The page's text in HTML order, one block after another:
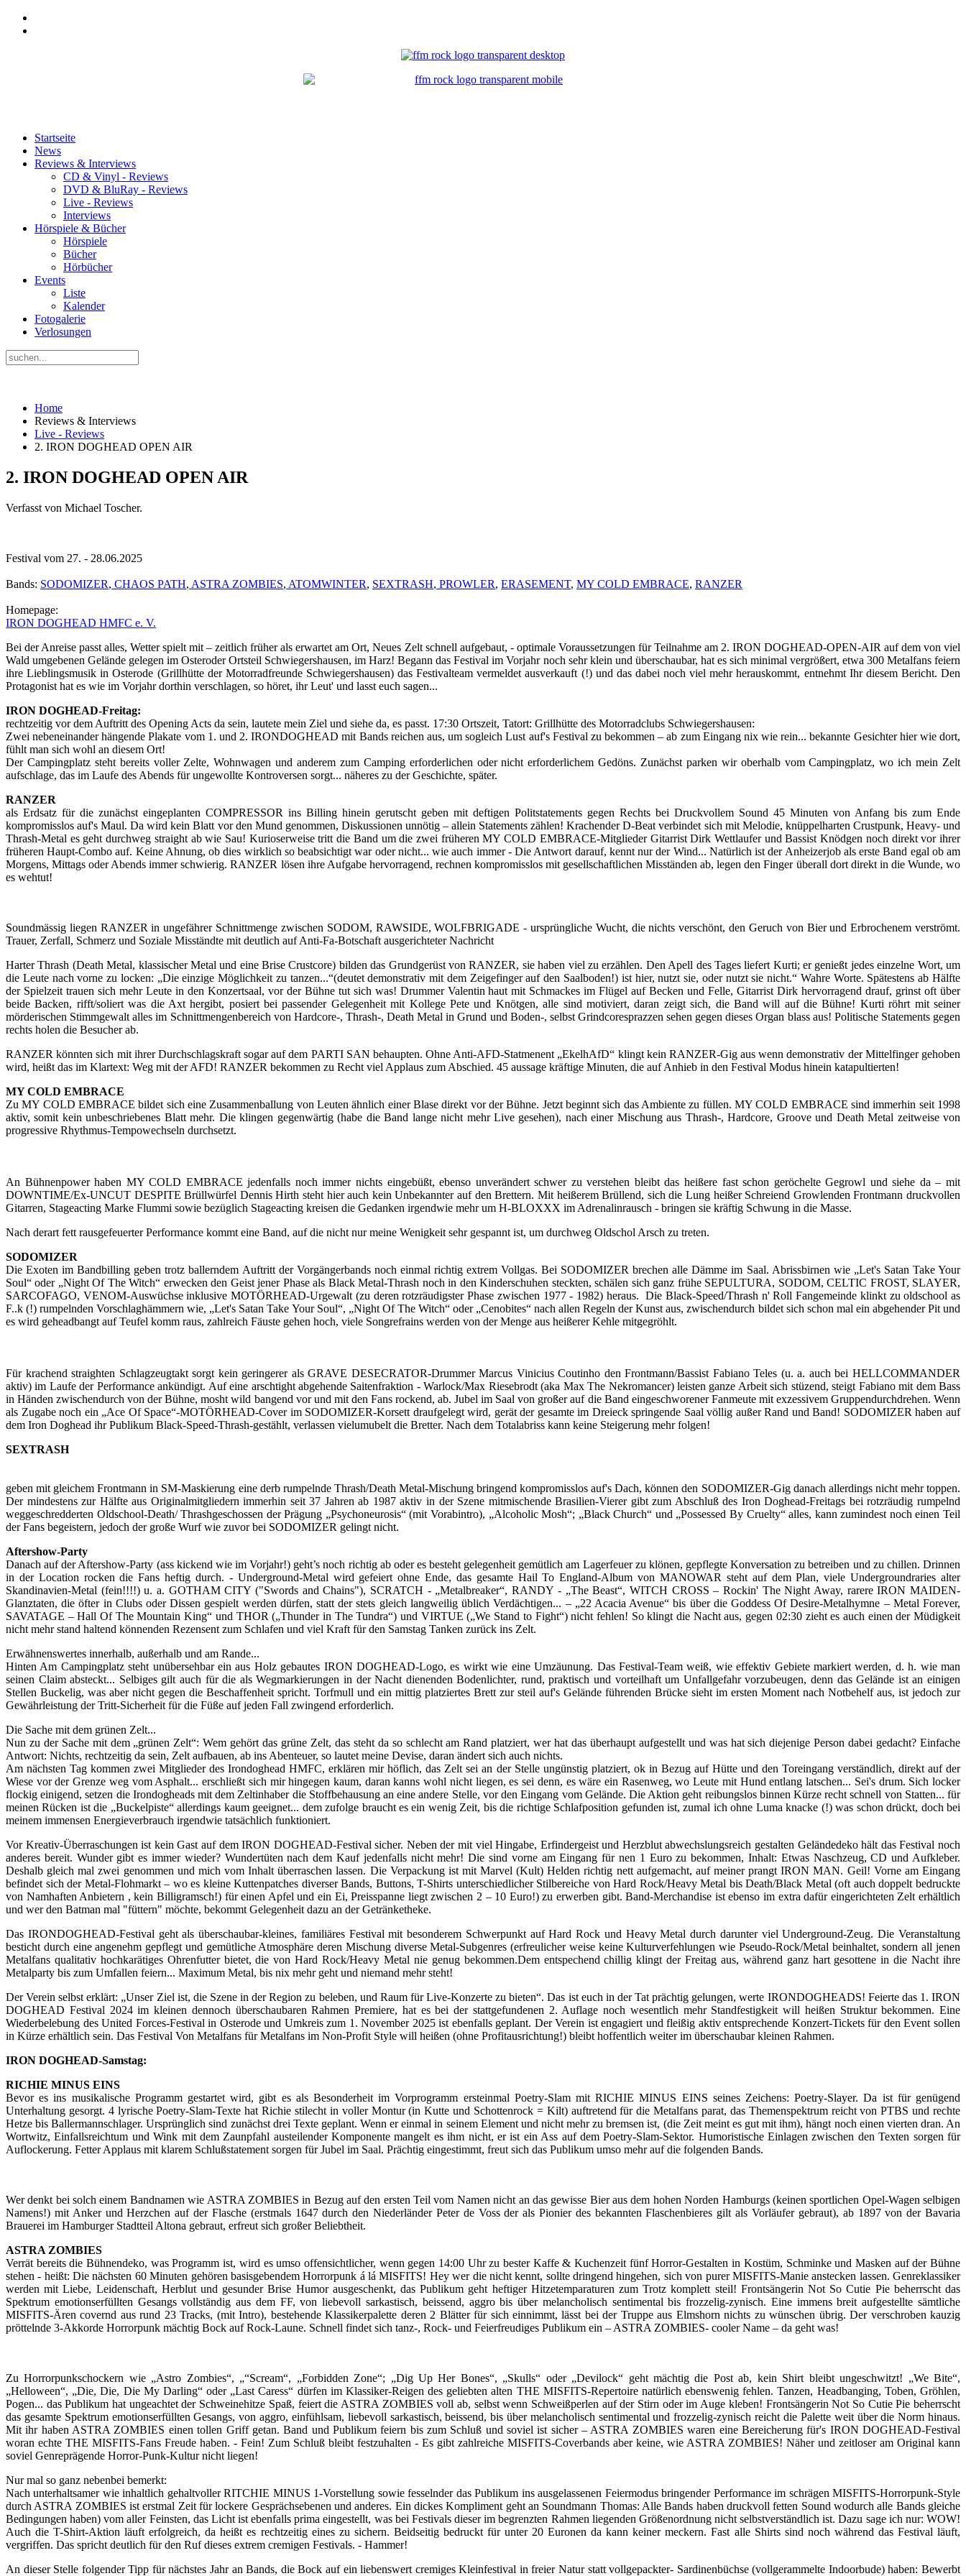
Startseite
News
Reviews & Interviews
CD & Vinyl - Reviews
DVD & BluRay - Reviews
Live - Reviews
Interviews
Hörspiele & Bücher
Hörspiele
Bücher
Hörbücher
Events
Liste
Kalender
Fotogalerie
Verlosungen
Home
Reviews & Interviews
Live - Reviews
2. IRON DOGHEAD OPEN AIR
2. IRON DOGHEAD OPEN AIR
Verfasst von Michael Toscher.
Festival vom 27. - 28.06.2025
Bands: SODOMIZER, CHAOS PATH, ASTRA ZOMBIES, ATOMWINTER, SEXTRASH, PROWLER, ERASEMENT, MY COLD EMBRACE, RANZER
Homepage:
IRON DOGHEAD HMFC e. V.
Bei der Anreise passt alles, Wetter spielt mit – zeitlich früher als erwartet am Ort, Neues Zelt schnell aufgebaut, - optimale Voraussetzungen für Teilnahme am 2. IRON DOGHEAD-OPEN-AIR auf dem von viel
Wald umgebenen Gelände gelegen im Osteroder Ortsteil Schwiegershausen, im Harz! Begann das Festival im Vorjahr noch sehr klein und überschaubar, hat es sich minimal vergrößert, etwa 300 Metalfans feiern
ihre Lieblingsmusik in Osterode (Grillhütte der Motorradfreunde Schwiegershausen) das Festivalteam vermeldet ausverkauft (!) und das dabei noch viel mehr herauskommt, entnehmt Ihr diesem Bericht. Den
Protagonist hat es wie im Vorjahr dorthin verschlagen, so höret, ihr Leut' und lasst euch sagen...
IRON DOGHEAD-Freitag:
rechtzeitig vor dem Auftritt des Opening Acts da sein, lautete mein Ziel und siehe da, es passt. 17:30 Ortszeit, Tatort: Grillhütte des Motorradclubs Schwiegershausen:
Zwei nebeneinander hängende Plakate vom 1. und 2. IRONDOGHEAD mit Bands reichen aus, um sogleich Lust auf's Festival zu bekommen – ab zum Eingang nix wie rein... bekannte Gesichter hier wie dort,
fühlt man sich wohl an diesem Ort!
Der Campingplatz steht bereits voller Zelte, Wohnwagen und anderem zum Camping erforderlichen oder nicht erforderlichem Gedöns. Zunächst parken wir oberhalb vom Campingplatz, wo ich mein Zelt
aufschlage, das im Laufe des Abends für ungewollte Kontroversen sorgt... näheres zu der Geschichte, später.
RANZER
als Erdsatz für die zunächst eingeplanten COMPRESSOR ins Billing hinein gerutscht geben mit deftigen Politstatements gegen Rechts bei Druckvollem Sound 45 Minuten von Anfang bis zum Ende
kompromisslos auf's Maul. Da wird kein Blatt vor den Mund genommen, Diskussionen unnötig – allein Statements zählen! Krachender D-Beat verbindet sich mit Melodie, knüppelharten Crustpunk, Heavy- und
Thrash-Metal es geht durchweg straight ab wie Sau! Kurioserweise tritt die Band um die zwei früheren MY COLD EMBRACE-Mitglieder Gitarrist Dirk Wettlaufer und Bassist Knödgen noch direkt vor ihrer
früheren Haupt-Combo auf. Keine Ahnung, ob dies wirklich so beabsichtigt war oder nicht... wie auch immer - Die Antwort darauf, kennt nur der Wind... Natürlich ist der Anheizerjob als erste Band egal ob am
Morgens, Mittags oder Abends immer schwierig. RANZER lösen ihre Aufgabe hervorragend, rechnen kompromisslos mit gesellschaftlichen Misständen ab, legen den Finger überall dort direkt in die Wunde, wo
es wehtut!
Soundmässig liegen RANZER in ungefährer Schnittmenge zwischen SODOM, RAWSIDE, WOLFBRIGADE - ursprüngliche Wucht, die nichts verschönt, den Geruch von Bier und Erbrochenem verströmt.
Trauer, Zerfall, Schmerz und Soziale Misständte mit deutlich auf Anti-Fa-Botschaft ausgerichteter Nachricht
Harter Thrash (Death Metal, klassischer Metal und eine Brise Crustcore) bilden das Grundgerüst von RANZER, sie haben viel zu erzählen. Den Apell des Tages liefert Kurti; er genießt jedes einzelne Wort, um
die Leute nach vorne zu locken: „Die einzige Möglichkeit zu tanzen...“(deutet demonstrativ mit dem Zeigefinger auf den Saalboden!) ist hier, nutzt sie, oder nutzt sie nicht.“ Wahre Worte. Spätestens ab Hälfte
der Spielzeit trauen sich mehr Leute in den Konzertsaal, vor der Bühne tut sich was! Drummer Valentin haut mit Schmackes im Flügel auf Becken und Felle, Gitarrist Dirk hervorragend drauf, grinst oft über
beide Backen, rifft/soliert was die Axt hergibt, posiert bei passender Gelegenheit mit Kollege Pete und Knötgen, alle sind motiviert, daran zeigt sich, die Band will auf die Bühne! Kurti röhrt mit seiner
mörderischen Stimmgewalt alles im Schnittmengenbereich von Hardcore-, Thrash-, Death Metal in Grund und Boden-, selbst Grindcoresprazzen sehen gegen dieses Organ blass aus! Politische Statements gegen
rechts holen die Besucher ab.
RANZER könnten sich mit ihrer Durchschlagskraft sogar auf dem PARTI SAN behaupten. Ohne Anti-AFD-Statmenent „EkelhAfD“ klingt kein RANZER-Gig aus wenn demonstrativ der Mittelfinger gehoben
wird, heißt das im Klartext: Weg mit der AFD! RANZER bekommen zu Recht viel Applaus zum Abschied. 45 aussage kräftige Minuten, die auf Anhieb in den Festival Modus hinein katapultierten!
MY COLD EMBRACE
Zu MY COLD EMBRACE bildet sich eine Zusammenballung von Leuten ähnlich einer Blase direkt vor der Bühne. Jetzt beginnt sich das Ambiente zu füllen. MY COLD EMBRACE sind immerhin seit 1998
aktiv, somit kein unbeschriebenes Blatt mehr. Die klingen gegenwärtig (habe die Band lange nicht mehr Live gesehen), nach einer Mischung aus Thrash-, Hardcore, Groove und Death Metal zeitweise von
progressive Rhythmus-Tempowechseln durchsetzt.
An Bühnenpower haben MY COLD EMBRACE jedenfalls noch immer nichts eingebüßt, ebenso unverändert schwer zu verstehen bleibt das heißere fast schon geröchelte Gegrowl und siehe da – mit
DOWNTIME/Ex-UNCUT DESPITE Brüllwürfel Dennis Hirth steht hier auch kein Unbekannter auf den Brettern. Mit heißerem Brüllend, sich die Lung heißer Schreiend Growlenden Frontmann druckvollen
Gitarren, Stageacting Marke Flummi sowie bezüglich Stageacting kreisen die Gedanken irgendwie mehr um H-BLOXXX im Adrenalinrausch - bringen sie kräftig Schwung in die Masse.
Nach derart fett rausgefeuerter Performance kommt eine Band, auf die nicht nur meine Wenigkeit sehr gespannt ist, um durchweg Oldschol Arsch zu treten.
SODOMIZER
Die Exoten im Bandbilling geben trotz ballerndem Auftritt der Vorgängerbands noch einmal richtig extrem Vollgas. Bei SODOMIZER brechen alle Dämme im Saal. Abrissbirnen wie „Let's Satan Take Your
Soul“ oder „Night Of The Witch“ erwecken den Geist jener Phase als Black Metal-Thrash noch in den Kinderschuhen steckten, schälen sich ganz frühe SEPULTURA, SODOM, CELTIC FROST, SLAYER,
SARCOFAGO, VENOM-Auswüchse inklusive MOTÖRHEAD-Urgewalt (zu deren rotzräudigster Phase zwischen 1977 - 1982) heraus. Die Black-Speed/Thrash n' Roll Fangemeinde klinkt zu oldschool as
F..k (!) rumpelnden Vorschlaghämmern wie, „Let's Satan Take Your Soul“, „Night Of The Witch“ oder „Cenobites“ nach allen Regeln der Kunst aus, zwischendurch bildet sich schon mal ein abgehender Pit und
es wird geheadbangt auf Teufel komm raus, zahlreich Fäuste gehen hoch, viele Songrefrains werden von der Menge aus heißerer Kehle mitgegröhlt.
Für krachend straighten Schlagzeugtakt sorgt kein geringerer als GRAVE DESECRATOR-Drummer Marcus Vinicius Coutinho den Frontmann/Bassist Fabiano Teles (u. a. auch bei HELLCOMMANDER
aktiv) im Laufe der Performance ankündigt. Auf eine arschtight abgehende Saitenfraktion - Warlock/Max Riesebrodt (aka Max The Nekromancer) leisten ganze Arbeit sich stüzend, steigt Fabiano mit dem Bass
in Händen zwischendurch von der Bühne, mosht wild bangend vor und mit den Fans rockend, ab. Jubel im Saal von großer auf die Band eingeschworener Fanmeute mit exzessivem Gruppendurchdrehen. Wenn
als Zugabe noch ein „Ace Of Space“-MOTÖRHEAD-Cover im SODOMIZER-Korsett draufgelegt wird, gerät der gesamte im Dreieck springende Saal völlig außer Rand und Band! SODOMIZER haben auf
dem Iron Doghead ihr Publikum Black-Speed-Thrash-gestählt, verlassen vielumubelt die Bretter. Nach dem Totalabriss kann keine Steigerung mehr folgen!
SEXTRASH
geben mit gleichem Frontmann in SM-Maskierung eine derb rumpelnde Thrash/Death Metal-Mischung bringend kompromisslos auf's Dach, können den SODOMIZER-Gig danach allerdings nicht mehr toppen.
Der mindestens zur Hälfte aus Originalmitgliedern immerhin seit 37 Jahren ab 1987 aktiv in der Szene mitmischende Brasilien-Vierer gibt zum Abschluß des Iron Doghead-Freitags bei rotzräudig rumpelnd
weggeschredderten Oldschool-Death/ Thrashgeschossen der Prägung „Psychoneurosis“ (mit Vorabintro), „Alcoholic Mosh“; „Black Church“ und „Possessed By Cruelty“ alles, kann zumindest noch einen Teil
der Fans begeistern, jedoch der große Wurf wie zuvor bei SODOMIZER gelingt nicht.
Aftershow-Party
Danach auf der Aftershow-Party (ass kickend wie im Vorjahr!) geht’s noch richtig ab oder es besteht gelegenheit gemütlich am Lagerfeuer zu klönen, gepflegte Konversation zu betreiben und zu chillen. Drinnen
in der Location rocken die Fans heftig durch. - Underground-Metal wird gefeiert ohne Ende, das gesamte Hail To England-Album von MANOWAR steht auf dem Plan, viele Undergroundraries alter
Skandinavien-Metal (fein!!!!) u. a. GOTHAM CITY ("Swords and Chains"), SCRATCH - „Metalbreaker“, RANDY - „The Beast“, WITCH CROSS – Rockin' The Night Away, rarere IRON MAIDEN-
Glanztaten, die öfter in Clubs oder Dissen gespielt werden dürfen, statt der stets gleich langweilig üblich Verdächtigen... – „22 Acacia Avenue“ bis über die Goddess Of Desire-Metalhymne – Metal Forever,
SAVATAGE – Hall Of The Mountain King“ und THOR („Thunder in The Tundra“) und VIRTUE („We Stand to Fight“) nicht fehlen! So klingt die Nacht aus, gegen 02:30 zieht es auch einen der Müdigkeit
nicht mehr stand haltend könnenden Rezensent zum Schlafen und viel Kraft für den Samstag Tanken zurück ins Zelt.
Erwähnenswertes innerhalb, außerhalb und am Rande...
Hinten Am Campingplatz steht unübersehbar ein aus Holz gebautes IRON DOGHEAD-Logo, es wirkt wie eine Umzäunung. Das Festival-Team weiß, wie effektiv Gebiete markiert werden, d. h. wie man
seinen Claim absteckt... Selbiges gilt auch für die als Wegmarkierungen in der Nacht dienenden Bodenlichter, rund, praktisch und vorteilhaft um Unfallgefahr vorzubeugen, denn das Gelände ist an einigen
Stellen Buckelig, was aber nicht gegen die Beschaffenheit spricht. Torfmull und ein mittig platziertes Brett zur steil auf's Gelände führenden Brücke sieht im ersten Moment nach Notbehelf aus, ist jedoch zur
Gewährleistung der Tritt-Sicherheit für die Füße auf jeden Fall zwingend erforderlich.
Die Sache mit dem grünen Zelt...
Nun zu der Sache mit dem „grünen Zelt“: Wem gehört das grüne Zelt, das steht da so schlecht am Rand platziert, wer hat das überhaupt aufgestellt und was hat sich diejenige Person dabei gedacht? Einfache
Antwort: Nichts, rechtzeitig da sein, Zelt aufbauen, ab ins Abenteuer, so lautet meine Devise, daran ändert sich auch nichts.
Am nächsten Tag kommen zwei Mitglieder des Irondoghead HMFC, erklären mir höflich, das Zelt sei an der Stelle ungünstig platziert, ok in Bezug auf Hütte und den Toreingang verständlich, direkt auf der
Wiese vor der Grenze weg vom Asphalt... erschließt sich mir hingegen kaum, daran kanns wohl nicht liegen, es sei denn, es wäre ein Rasenweg, wo Leute mit Hund entlang latschen... Sei's drum. Sich locker
flockig einigend, setzen die Irondogheads mit dem Zeltinhaber die Stoffbehausung an eine andere Stelle, vor den Eingang vom Gelände. Die Aktion geht reibungslos binnen Kürze recht schnell von Statten... für
meinen Rücken ist die „Buckelpiste“ allerdings kaum geeignet... dem zufolge braucht es ein wenig Zeit, bis die richtige Schlafposition gefunden ist, zumal ich ohne Luma knacke (!) was schon drückt, doch bei
meinem immensen Energieverbrauch irgendwie tatsächlich funktioniert.
Vor Kreativ-Überraschungen ist kein Gast auf dem IRON DOGHEAD-Festival sicher. Neben der mit viel Hingabe, Erfindergeist und Herzblut abwechslungsreich gestalten Geländedeko hält das Festival noch
anderes bereit. Wunder gibt es immer wieder? Wundertüten nach dem Kauf jedenfalls nicht mehr! Die sind vorne am Eingang für nen 1 Euro zu bekommen, Inhalt: Etwas Naschzeug, CD und Aufkleber.
Deshalb gleich mal zwei genommen und mich vom Inhalt überraschen lassen. Die Verpackung ist mit Marvel (Kult) Helden richtig nett aufgemacht, auf meiner prangt IRON MAN. Geil! Vorne am Eingang
befindet sich der Metal-Flohmarkt – wo es kleine Kuttenpatches diverser Bands, Buttons, T-Shirts unterschiedlicher Stilbereiche von Hard Rock/Heavy Metal bis Death/Black Metal (oft auch doppelt bedruckte
von Namhaften Anbietern , kein Billigramsch!) für einen Apfel und ein Ei, Preisspanne liegt zwischen 2 – 10 Euro!) zu erwerben gibt. Band-Merchandise ist ebenso im extra dafür eingerichteten Zelt erhältlich
und wer den Batman mal "füttern" möchte, bekommt Gelegenheit dazu an der Getränketheke.
Das IRONDOGHEAD-Festival geht als überschaubar-kleines, familiäres Festival mit besonderem Schwerpunkt auf Hard Rock und Heavy Metal durch darunter viel Underground-Zeug. Die Veranstaltung
besticht durch eine angenehm gepflegt und gemütliche Atmosphäre deren Mischung diverse Metal-Subgenres (erfreulicher weise keine Kulturverfehlungen wie Pseudo-Rock/Metal beinhaltet, sondern all jenen
Metalfans qualitativ hochkarätiges Ohrenfutter bietet, die von Hard Rock/Heavy Metal nie genug bekommen.Dem entspechend chillig klingt der Freitag aus, während ganz hart gesottene in die Nacht ihre
Metalparty bis zum Umfallen feiern... Maximum Metal, bis nix mehr geht und niemand mehr steht!
Der Verein selbst erklärt: „Unser Ziel ist, die Szene in der Region zu beleben, und Raum für Live-Konzerte zu bieten“. Das ist euch in der Tat prächtig gelungen, werte IRONDOGHEADS! Feierte das 1. IRON
DOGHEAD Festival 2024 im kleinen dennoch überschaubaren Rahmen Premiere, hat es bei der stattgefundenen 2. Auflage noch wesentlich mehr Standfestigkeit will heißen Struktur bekommen. Eine
Wiederbelebung des United Forces-Festival in Osterode und Umkreis zum 1. November 2025 ist ebenfalls geplant. Der Verein ist engagiert und fleißig aktiv entsprechende Konzert-Tickets für den Event sollen
in Kürze erhältlich sein. Das Festival Von Metalfans für Metalfans im Non-Profit Style will heißen (ohne Profitausrichtung!) bleibt hoffentlich weiter im überschaubar kleinen Rahmen.
IRON DOGHEAD-Samstag:
RICHIE MINUS EINS
Bevor es ins musikalische Programm gestartet wird, gibt es als Besonderheit im Vorprogramm ersteinmal Poetry-Slam mit RICHIE MINUS EINS seines Zeichens: Poetry-Slayer. Da ist für genügend
Unterhaltung gesorgt. 4 lyrische Poetry-Slam-Texte hat Richie stilecht in voller Montur (in Kutte und Schottenrock = Kilt) auftretend für die Metalfans parat, das Themenspektrum reicht von PTBS und rechte
Hetze bis Ballermannschlager. Ursprünglich sind zunächst drei Texte geplant. Wenn er einmal in seinem Element und nicht mehr zu bremsen ist, (die Zeit meint es gut mit ihm), hängt noch einen vierten dran. An
Wortwitz, Einfallsreichtum und Wink mit dem Zaunpfahl austeilender Komponente mangelt es ihm nicht, er ist ein Ass auf dem Poetry-Slam-Sektor. Humoristische Einlagen zwischen den Texten sorgen für
Auflockerung. Fetter Applaus mit klarem Schlußstatement sorgen für Jubel im Saal. Prächtig eingestimmt, freut sich das Publikum umso mehr auf die folgenden Bands.
Wer denkt bei solch einem Bandnamen wie ASTRA ZOMBIES in Bezug auf den ersten Teil vom Namen nicht an das gewisse Bier aus dem hohen Norden Hamburgs (keinen sportlichen Opel-Wagen selbigen
Namens!) mit Anker und Herzchen auf der Flasche (erstmals 1647 durch den Niederländer Peter de Voss der als Pionier des bekannten Flaschenbieres gilt als Vorläufer gebraut), ab 1897 von der Bavaria
Brauerei im Hamburger Stadtteil Altona gebraut, erfreut sich großer Beliebtheit.
ASTRA ZOMBIES
Verrät bereits die Bühnendeko, was Programm ist, wird es umso offensichtlicher, wenn gegen 14:00 Uhr zu bester Kaffe & Kuchenzeit fünf Horror-Gestalten in Kostüm, Schminke und Masken auf der Bühne
stehen - heißt: Die nächsten 60 Minuten gehören basisgebendem Horrorpunk á lá MISFITS! Hey wer die nicht kennt, sollte dringend hingehen, sich von purer MISFITS-Manie anstecken lassen. Genreklassiker
werden mit Liebe, Leidenschaft, Herblut und gesunder Brise Humor ausgeschenkt, das Publikum geht heftiger Hitzetemparaturen zum Trotz komplett steil! Frontsängerin Not So Cutie Pie beherrscht das
Spektrum emotionserfüllten Gesangs vollständig aus dem FF, von liebevoll sarkastisch, beissend, aggro bis über melancholisch sentimental bis frozzelig-zynisch. Eine immens breit aufgestellte sämtliche
MISFITS-Ären covernd aus rund 23 Tracks, (mit Intro), bestehende Klassikerpalette deren 2 Blätter für sich einnimmt, lässt bei der Truppe aus Elmshorn nichts zu wünschen übrig. Der verschroben kauzig
pröttelnde 3-Akkorde Horrorpunk mächtig Bock auf Rock-Laune. Schnell findet sich tanz-, Rock- und Feierfreudiges Publikum ein – ASTRA ZOMBIES- cooler Name – da geht was!
Zu Horrorpunkschockern wie „Astro Zombies“, „“Scream“, „Forbidden Zone“; „Dig Up Her Bones“, „Skulls“ oder „Devilock“ geht mächtig die Post ab, kein Shirt bleibt ungeschwitzt! „We Bite“,
„Helloween“, „Die, Die, Die My Darling“ oder „Last Caress“ dürfen im Klassiker-Reigen des geliebten alten THE MISFITS-Repertoire natürlich ebenswenig fehlen. Tanzen, Headbanging, Toben, Gröhlen,
Pogen... das Publikum hat ungeachtet der Schweinehitze Spaß, feiert die ASTRA ZOMBIES voll ab, selbst wenn Schweißperlen auf der Stirn oder im Auge kleben! Frontsängerin Not So Cutie Pie beherrscht
das gesamte Spektrum emotionserfüllten Gesangs, von aggro, einfühlsam, liebevoll sarkastisch, beissend, bis über melancholisch sentimental und frozzelig-zynisch reicht die Palette weit über die Norm hinaus.
Mit ihr haben ASTRA ZOMBIES einen tollen Griff getan. Band und Publikum feiern bis zum Schluß und soviel ist sicher – ASTRA ZOMBIES waren eine Bereicherung für's IRON DOGHEAD-Festival
woran echte THE MISFITS-Fans Freude haben. - Fein! Zum Schluß bleibt festzuhalten - Es gibt zahlreiche MISFITS-Coverbands aber keine, wie ASTRA ZOMBIES! Näher und zeitloser am Original kann
soviel Genreprägende Horror-Punk-Kultur nicht liegen!
Nur mal so ganz nebenbei bemerkt:
Nach unterhaltsamer wie inhaltlich gehaltvoller RITCHIE MINUS 1-Vorstellung sowie fesselnder das Publikum ins ausgelassenen Feiermodus bringender Performance im schrägen MISFITS-Horrorpunk-Style
durch ASTRA ZOMBIES ist erstmal Zeit für lockere Gesprächsebenen und anderes. Ein dickes Kompliment geht an Soundmann Thomas: Alle Bands haben druckvoll fetten Sound wodurch alle Bands gleiche
Bedingungen haben) vom aller Feinsten, das Licht ist ebenfalls prima eingestellt, was bei Festivals dieser im begrenzten Rahmen liegenden Größenordnung nicht selbstverständlich ist. Dazu sage ich nur: WOW!
Auch die T-Shirt-Aktion läuft erfolgreich, da heißt es rechtzeitig eines zu sichern. Beidseitig bedruckt für unter 20 Euronen da kann keiner meckern. Fast alle Shirts sind noch während das Festival läuft,
vergriffen. Das spricht deutlich für den Ruf dieses extrem cremigen Festivals. - Hammer!
An dieser Stelle folgender Tipp für nächstes Jahr an Bands, die Bock auf ein liebenswert cremiges Kleinfestival in freier Natur statt vollgepackter- Sardinenbüchse (vollgerammelte Indoorbude) haben: Bewerbt